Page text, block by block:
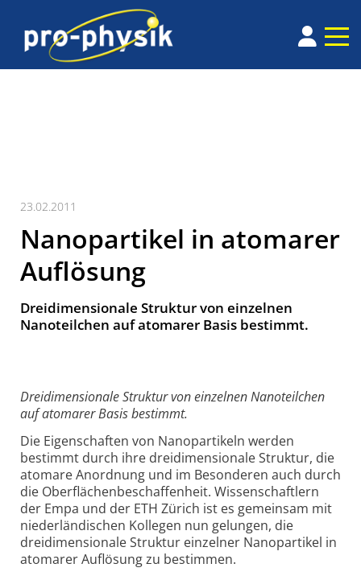
23.02.2011
Nanopartikel in atomarer
Auflösung
Dreidimensionale Struktur von einzelnen
Nanoteilchen auf atomarer Basis bestimmt.
Dreidimensionale Struktur von einzelnen Nanoteilchen
auf atomarer Basis bestimmt.
Die Eigenschaften von Nanopartikeln werden
bestimmt durch ihre dreidimensionale Struktur, die
atomare Anordnung und im Besonderen auch durch
die Oberflächenbeschaffenheit. Wissenschaftlern
der Empa und der ETH Zürich ist es gemeinsam mit
niederländischen Kollegen nun gelungen, die
dreidimensionale Struktur einzelner Nanopartikel in
atomarer Auflösung zu bestimmen.